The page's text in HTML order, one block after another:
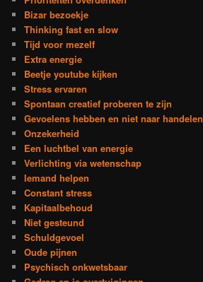
Bizar bezoekje
Thinking fast en slow
Tijd voor mezelf
Extra energie
Beetje youtube kijken
Stress ervaren
Spontaan creatief proberen te zijn
Gevoelens hebben en niet naar handelen
Onzekerheid
Een luchtbel van energie
Verlichting via wetenschap
Iemand helpen
Constant stress
Kapitaalbehoud
Niet gesteund
Schuldgevoel
Oude pijnen
Psychisch onkwetsbaar